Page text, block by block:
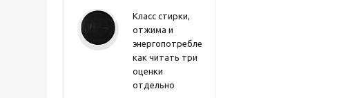
Класс стирки,
отжима и
энергопотребления:
как читать три
оценки
отдельно